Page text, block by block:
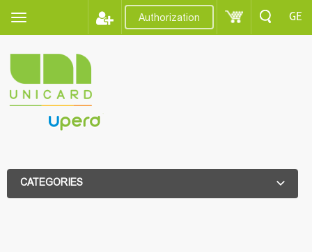
Authorization GE
CATEGORIES